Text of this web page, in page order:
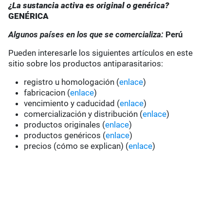
¿La sustancia activa es original o genérica?
GENÉRICA
Algunos países en los que se comercializa: Perú
Pueden interesarle los siguientes artículos en este
sitio sobre los productos antiparasitarios:
registro u homologación (enlace)
fabricacion (enlace)
vencimiento y caducidad (enlace)
comercialización y distribución (enlace)
productos originales (enlace)
productos genéricos (enlace)
precios (cómo se explican) (enlace)